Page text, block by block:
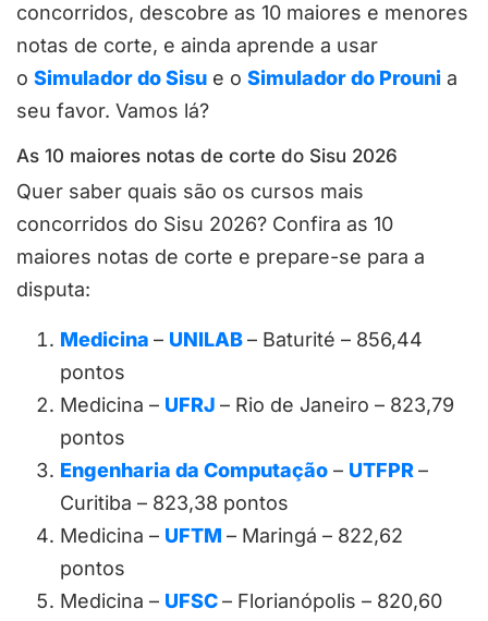
concorridos, descobre as 10 maiores e menores
notas de corte, e ainda aprende a usar
o Simulador do Sisu e o Simulador do Prouni a
seu favor. Vamos lá?
As 10 maiores notas de corte do Sisu 2026
Quer saber quais são os cursos mais
concorridos do Sisu 2026? Confira as 10
maiores notas de corte e prepare-se para a
disputa:
Medicina – UNILAB– Baturité – 856,44
pontos
Medicina – UFRJ – Rio de Janeiro – 823,79
pontos
Engenharia da Computação – UTFPR–
Curitiba – 823,38 pontos
Medicina – UFTM – Maringá – 822,62
pontos
Medicina – UFSC– Florianópolis – 820,60